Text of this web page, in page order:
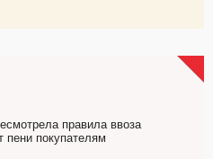
правила ввоза
покупателям